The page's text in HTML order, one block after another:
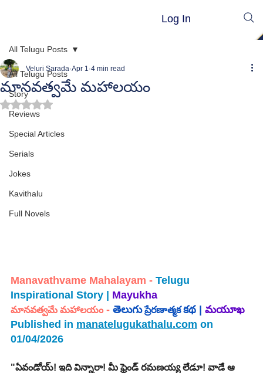
Log In
All Telugu Posts
Story
Reviews
Special Articles
Serials
Jokes
Kavithalu
Full Novels
All Telugu Posts
మానవత్వమే మహాలయం
Veluri Sarada Apr 1 4 min read
Rated NaN out of 5 stars.
Manavathvame Mahalayam - Telugu
Inspirational Story | Mayukha
మానవత్వమే మహాలయం - తెలుగు ప్రేరణాత్మక కథ | మయూఖ
Published in manatelugukathalu.com on
01/04/2026
"ఏవండోయ్! ఇది విన్నారా! మీ ఫ్రెండ్ రమణయ్య లేడూ! వాడే ఆ